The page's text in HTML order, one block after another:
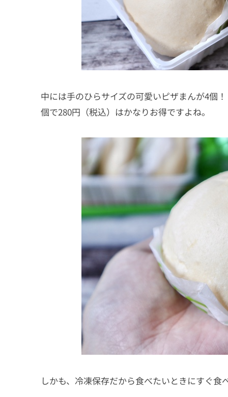
中には手のひらサイズの可愛いピザまんが4個
個で280円（税込）はかなりお得ですよね。
しかも、冷凍保存だから食べたいときにすぐ食